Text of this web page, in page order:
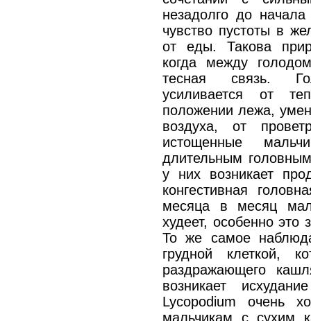
незадолго до
чувство пустоты в
от еды. Такова
когда между
тесная связь.
усиливается от
положении лежа,
воздуха, от
истощенные
длительным
у них возникает
конгестивная
месяца в месяц
худеет, особенно
То же самое
грудной клеткой,
раздражающего
возникает
Lycopodium очень
мальчикам с сухим